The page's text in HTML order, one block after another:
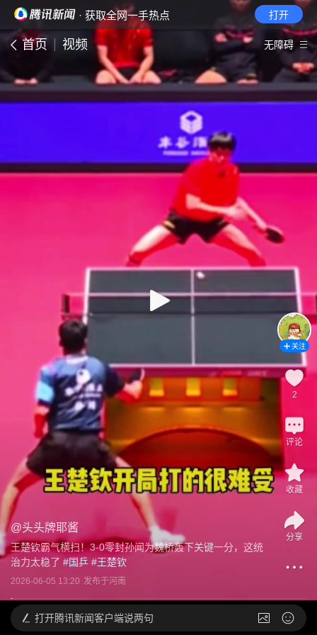
· 获取全网一手热点 打开
首页 视频 无障碍
@头头牌耶酱
王楚钦霸气横扫！3-0零封孙闻为魏桥轰下关键一分，这统
治力太稳了 #国乒 #王楚钦
2026-06-05 13:20 发布于河南
关注
2
评论
收藏
分享
打开腾讯新闻客户端说两句